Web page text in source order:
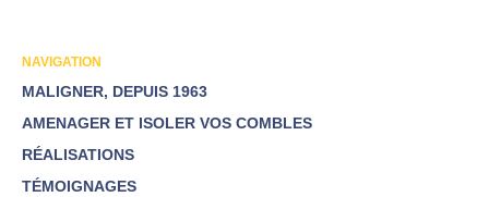
NAVIGATION
MALIGNER, DEPUIS 1963
AMENAGER ET ISOLER VOS COMBLES
RÉALISATIONS
TÉMOIGNAGES